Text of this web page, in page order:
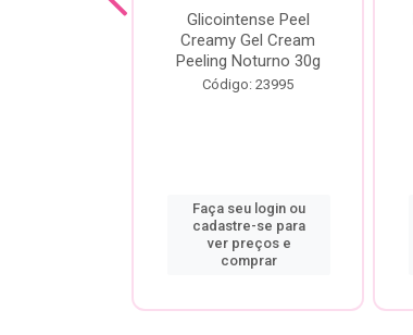
Glicointense Peel
Creamy Gel Cream
Peeling Noturno 30g
Código: 23995
Faça seu login ou
cadastre-se para
ver preços e
comprar